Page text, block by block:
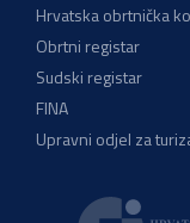
Hrvatska obrtnička
Obrtni registar
Sudski registar
FINA
Upravni odjel za